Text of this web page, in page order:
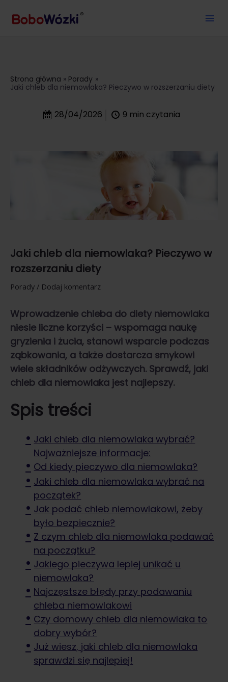
Strona główna
Porady
Jaki chleb dla niemowlaka? Pieczywo w rozszerzaniu diety
28/04/2026 9 min czytania
Jaki chleb dla niemowlaka? Pieczywo w
rozszerzaniu diety
Porady / Dodaj komentarz
Wprowadzenie chleba do diety niemowlaka
niesie liczne korzyści – wspomaga naukę
gryzienia i żucia, stanowi wsparcie podczas
ząbkowania, a także dostarcza smykowi
wiele składników odżywczych. Sprawdź, jaki
chleb dla niemowlaka jest najlepszy.
Spis treści
Jaki chleb dla niemowlaka wybrać?
Najważniejsze informacje:
Od kiedy pieczywo dla niemowlaka?
Jaki chleb dla niemowlaka wybrać na
początek?
Jak podać chleb niemowlakowi, żeby
było bezpiecznie?
Z czym chleb dla niemowlaka podawać
na początku?
Jakiego pieczywa lepiej unikać u
niemowlaka?
Najczęstsze błędy przy podawaniu
chleba niemowlakowi
Czy domowy chleb dla niemowlaka to
dobry wybór?
Już wiesz, jaki chleb dla niemowlaka
sprawdzi się najlepiej!